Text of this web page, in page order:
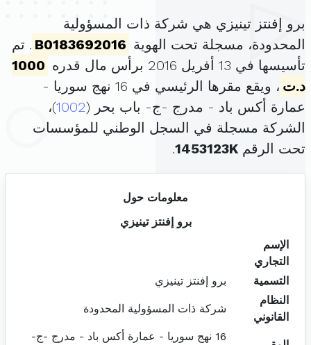
برو إفنتز تينيزي هي شركة ذات المسؤولية
المحدودة، مسجلة تحت الهوية B0183692016 . تم
تأسيسها في 13 أفريل 2016 برأس مال قدره
1000
د.ت
، ويقع مقرها الرئيسي في 16 نهج سوريا -
عمارة أكس باد - مدرج -ج- باب بحر (1002)،
الشركة مسجلة في السجل الوطني للمؤسسات
تحت الرقم 1453123K
.
معلومات حول
برو إفنتز تينيزي
الإسم
التجاري
التسمية
برو إفنتز تينيزي
النظام
القانوني
شركة ذات المسؤولية المحدودة
16 نهج سوريا - عمارة أكس باد - مدرج -ج-